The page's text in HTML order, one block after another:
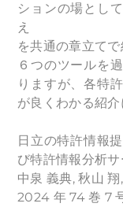
ションの場とし
え
を共通の章立て
６つのツールを
りますが、各特
が良くわかる紹介
日立の特許情報
び特許情報分析
中泉 義典, 秋山
2024 年 74 巻 7